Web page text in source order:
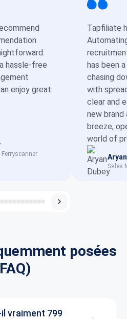
hassle-free
enjoy great
Tapfiliate
has been
chasing
with
clear and
new brand
breeze,
world of
Sales
posées
vraiment 799